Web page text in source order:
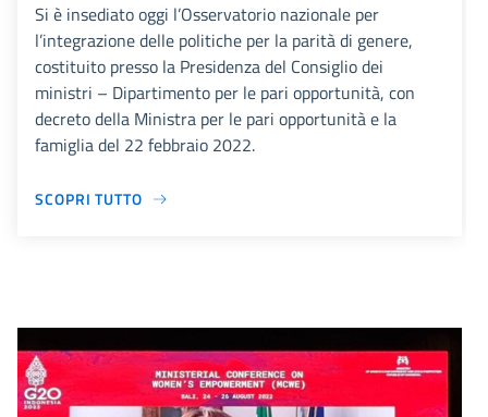
Si è insediato oggi l’Osservatorio nazionale per
l’integrazione delle politiche per la parità di genere,
costituito presso la Presidenza del Consiglio dei
ministri – Dipartimento per le pari opportunità, con
decreto della Ministra per le pari opportunità e la
famiglia del 22 febbraio 2022.
SCOPRI TUTTO